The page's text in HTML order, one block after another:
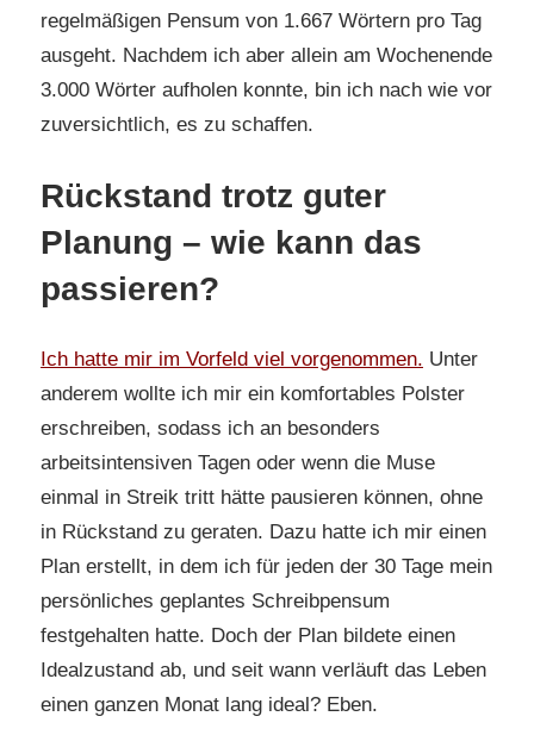
regelmäßigen Pensum von 1.667 Wörtern pro Tag
ausgeht. Nachdem ich aber allein am Wochenende
3.000 Wörter aufholen konnte, bin ich nach wie vor
zuversichtlich, es zu schaffen.
Rückstand trotz guter
Planung – wie kann das
passieren?
Ich hatte mir im Vorfeld viel vorgenommen. Unter
anderem wollte ich mir ein komfortables Polster
erschreiben, sodass ich an besonders
arbeitsintensiven Tagen oder wenn die Muse
einmal in Streik tritt hätte pausieren können, ohne
in Rückstand zu geraten. Dazu hatte ich mir einen
Plan erstellt, in dem ich für jeden der 30 Tage mein
persönliches geplantes Schreibpensum
festgehalten hatte. Doch der Plan bildete einen
Idealzustand ab, und seit wann verläuft das Leben
einen ganzen Monat lang ideal? Eben.